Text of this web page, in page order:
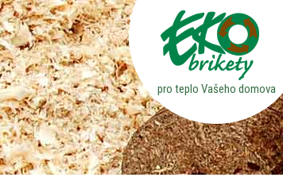
pro teplo Vašeho domova